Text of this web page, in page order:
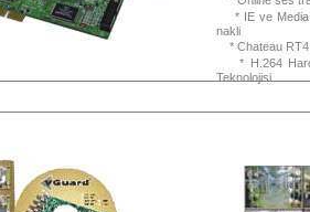
* IE ve
nakli
* Chateau
* H.264
Teknolojisi